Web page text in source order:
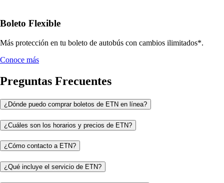
Boleto Flexible
Más protección en tu boleto de autobús con cambios ilimitados*.
Conoce más
Preguntas Frecuentes
¿Dónde puedo comprar boletos de ETN en línea?
¿Cuáles son los horarios y precios de ETN?
¿Cómo contacto a ETN?
¿Qué incluye el servicio de ETN?